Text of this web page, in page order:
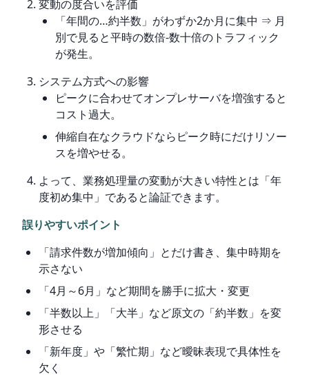
変動の度合いを評価
「年間の…約半数」がわずか2か月に集中 ⇒ 月
別で見ると平時の数倍‐数十倍のトラフィック
が発生。
システム方式への影響
ピークに合わせてオンプレサーバを増強すると
コスト過大。
伸縮自在なクラウドならピーク時にだけリソー
スを増やせる。
よって、業務処理量の変動が大きい特性とは「年
度初め集中」であると論証できます。
誤りやすいポイント
「請求件数が増加傾向」とだけ書き、集中時期を
示さない
「4月～6月」など期間を勝手に拡大・変更
「半数以上」「大半」など原文の「約半数」を変
形させる
「新年度」や「繁忙期」など曖昧表現で具体性を
欠く